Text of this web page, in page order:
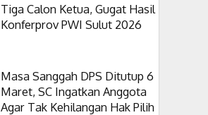
Tiga Calon Ketua, Gugat Hasil
Konferprov PWI Sulut 2026
Masa Sanggah DPS Ditutup 6
Maret, SC Ingatkan Anggota
Agar Tak Kehilangan Hak Pilih